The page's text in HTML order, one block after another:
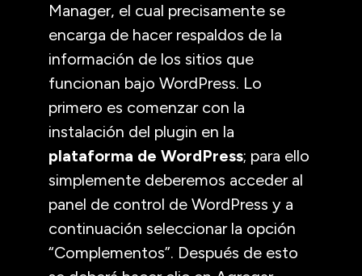
Manager, el cual precisamente se
encarga de hacer respaldos de la
información de los sitios que
funcionan bajo WordPress. Lo
primero es comenzar con la
instalación del plugin en la
plataforma de WordPress; para ello
simplemente deberemos acceder al
panel de control de WordPress y a
continuación seleccionar la opción
“Complementos”. Después de esto